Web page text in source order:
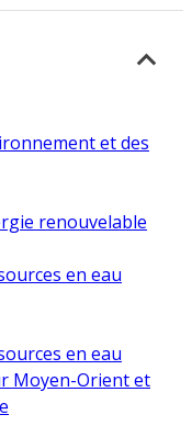
et des
renouvelable
en eau
en eau
Moyen-Orient et